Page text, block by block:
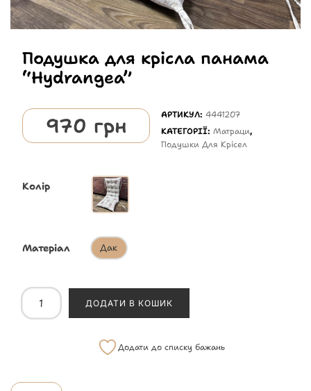
Подушка для крісла панама
“Hydrangea”
970 грн АРТИКУЛ: 4441207
КАТЕГОРІЇ:Матраци,
Подушки Для Крісел
Колір
Матеріал Дак
ДОДАТИ В КОШИК
Додати до списку бажань